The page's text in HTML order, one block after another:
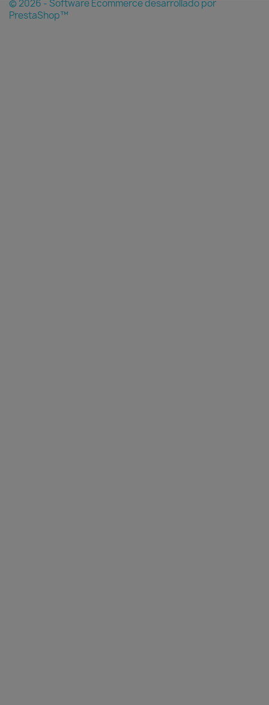
© 2026 - Software Ecommerce desarrollado por
PrestaShop™